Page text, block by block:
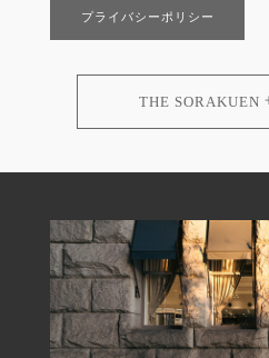
プライバシーポリシー
THE SORAKUEN